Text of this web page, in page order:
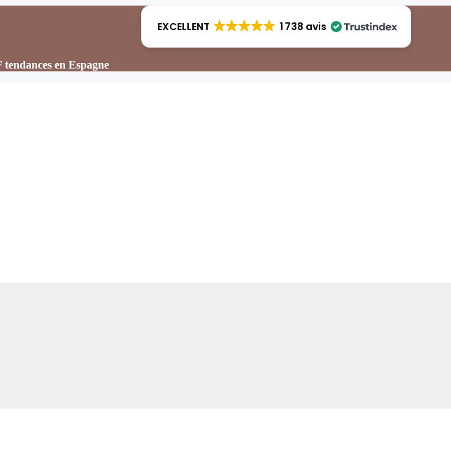
EXCELLENT 1 738 avis
tendances en Espagne